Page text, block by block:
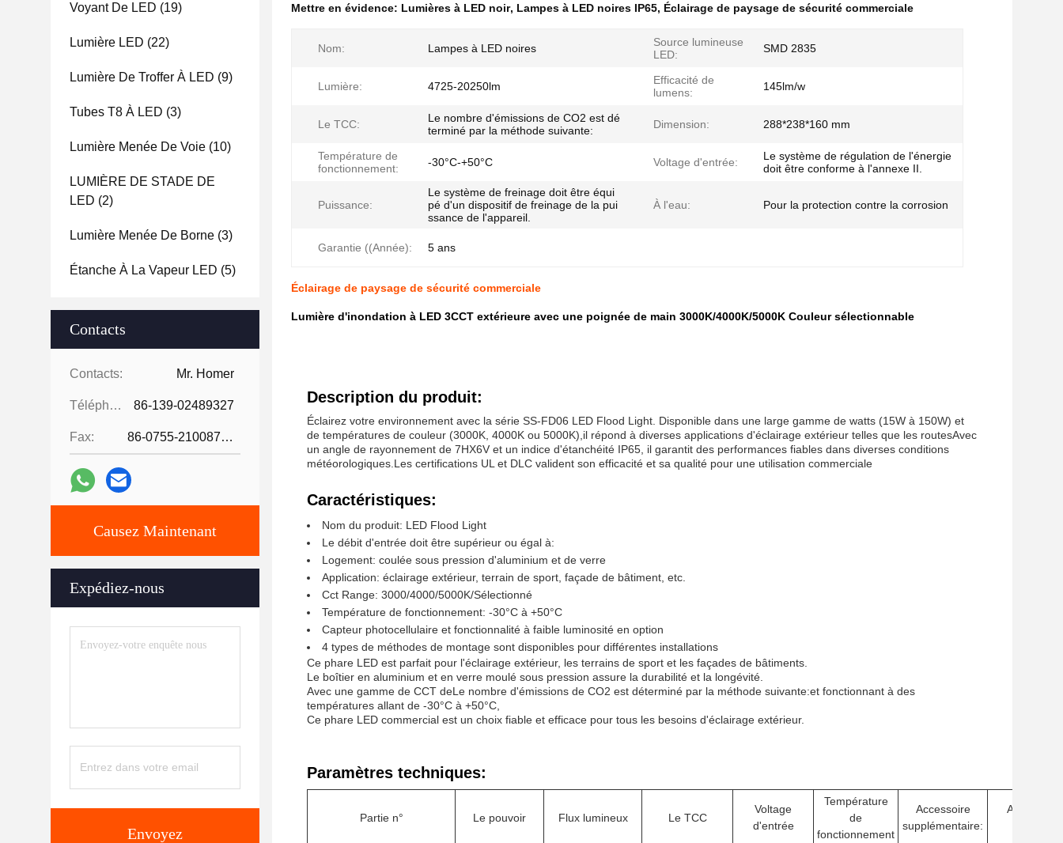
Voyant De LED (19)
Lumière LED (22)
Lumière De Troffer À LED (9)
Tubes T8 À LED (3)
Lumière Menée De Voie (10)
LUMIÈRE DE STADE DE
LED (2)
Lumière Menée De Borne (3)
Étanche À La Vapeur LED (5)
Contacts
Contacts: Mr. Homer
Téléphone: 86-139-02489327
Fax: 86-0755-21008727
Causez Maintenant
Expédiez-nous
Envoyez
Mettre en évidence: Lumières à LED noir, Lampes à LED noires IP65, Éclairage de paysage de sécurité commerciale
Nom: Lampes à LED noires
Source lumineuse
LED:
SMD 2835
Lumière: 4725-20250lm
Efficacité de
lumens:
145lm/w
Le TCC:
Le nombre d'émissions de CO2 est dé
terminé par la méthode suivante:
Dimension: 288*238*160 mm
Température de
fonctionnement:
-30°C-+50°C Voltage d'entrée:
Le système de régulation de l'énergie
doit être conforme à l'annexe II.
Puissance:
Le système de freinage doit être équi
pé d'un dispositif de freinage de la pui
ssance de l'appareil.
À l'eau: Pour la protection contre la corrosion
Garantie ((Année): 5 ans
Éclairage de paysage de sécurité commerciale
Lumière d'inondation à LED 3CCT extérieure avec une poignée de main 3000K/4000K/5000K Couleur sélectionnable
Description du produit:
Éclairez votre environnement avec la série SS-FD06 LED Flood Light. Disponible dans une large gamme de watts (15W à 150W) et
de températures de couleur (3000K, 4000K ou 5000K),il répond à diverses applications d'éclairage extérieur telles que les routesAvec
un angle de rayonnement de 7HX6V et un indice d'étanchéité IP65, il garantit des performances fiables dans diverses conditions
météorologiques.Les certifications UL et DLC valident son efficacité et sa qualité pour une utilisation commerciale
Caractéristiques:
Nom du produit: LED Flood Light
Le débit d'entrée doit être supérieur ou égal à:
Logement: coulée sous pression d'aluminium et de verre
Application: éclairage extérieur, terrain de sport, façade de bâtiment, etc.
Cct Range: 3000/4000/5000K/Sélectionné
Température de fonctionnement: -30°C à +50°C
Capteur photocellulaire et fonctionnalité à faible luminosité en option
4 types de méthodes de montage sont disponibles pour différentes installations
Ce phare LED est parfait pour l'éclairage extérieur, les terrains de sport et les façades de bâtiments.
Le boîtier en aluminium et en verre moulé sous pression assure la durabilité et la longévité.
Avec une gamme de CCT deLe nombre d'émissions de CO2 est déterminé par la méthode suivante:et fonctionnant à des
températures allant de -30°C à +50°C,
Ce phare LED commercial est un choix fiable et efficace pour tous les besoins d'éclairage extérieur.
Paramètres techniques:
Partie n° Le pouvoir Flux lumineux Le TCC
Voltage
d'entrée
Température
de
fonctionnement
Accessoire
supplémentaire: